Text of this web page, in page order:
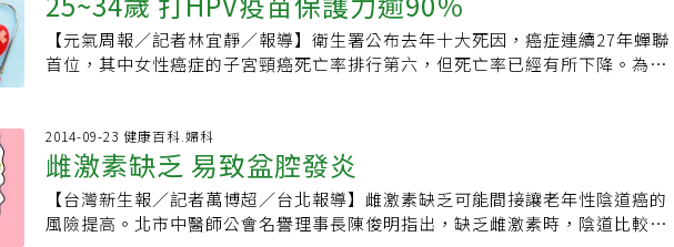
(Gardasil)四價疫苗 ，能預防HPV第6、11、16、18型，已在從未罹患菜花的年
輕女性和年輕男性，被證實可有效預防生殖器菜花的發生。已經罹患菜花的人施
打HPV疫苗，對於預防再度感染可能會有幫助，對於復發則可能沒有預防效果。
質(DNA)的PCR檢查。目前HPV檢查是用來輔佐子宮頸抹片異常的判斷，並不建
議用作常規篩檢，因為檢出HPV陰性不表示沒有HPV，可能只是剛好
&amp;#27809;採集到感染部位。檢出HPV陽性就算是跟菜花有關的型別，不一
定就會日後出現菜花，眼下又無法治療HPV本身，這樣的篩檢結果徒增受檢者的
焦慮和困擾，所以不建議當作常規篩檢。10. 我可以做什麼讓菜花快點好？答：有
加口腔癌、肛門癌、陰莖癌的機會。 ※延伸閱讀》‧破除HIV傳染途徑的七大迷
思 ‧帶狀&amp;#30129;疹是HIV感染者常見的皮膚病
及惡心、嘔吐等副作用。其中癌康定的藥物機轉為抑制癌細胞生長、複製，原本
在台灣核准的健保給付適應症，為轉移性卵巢癌與小細胞肺癌的第二線化學治
療，自去年11月起，新增用在子宮頸癌治療。會有此一突破，主要是國外一項研
應率高出一倍，且整體存活期也延長至9.4個月。台灣婦癌醫學會推估，癌康定納
入健保給付後，約有600人可望受惠。提醒：全子宮切除 別以為…有些罹患子宮
肌瘤病人，沒有生育需要，必須拿掉子宮時，會要求保留子宮頸，只做次全子宮
切除，希望維持性生活品質，但往往以為沒子宮了，而忽略做子宮頸抹片，結果
得到子宮頸癌。而即使做了全子宮切除，連子宮頸都拿掉，人類乳突病毒仍有一
報】
罹癌。因此，研究人員特別針對16型進行檢測，結果發現，受試者體內仍有存有
抗體，可以預防16型病毒的感染，保護力達百分之百。曾志仁指出，這是目前子
宮頸癌疫苗保護力追蹤最久的研究，預防效果相當好，改變了原先五年保護力的
陰癌、陰道癌等疾病之外，也能降低菜花的感染率。曾志仁說，導致菜花的HPV
有很多種，包括1、5、6、11、19、57等多種型別病毒，而6、11則是主要感染
病毒，約占九成。這個現象也真實反映在臨床試驗結果上，接種之後，保護力約
為九成。【2009/05/11 聯合晚報】
仁愛院區進行2次手術切除病變部分，才淨空病灶。陳致宇表示，陰道癌變的好發
年齡多在35至60歲，在國外的調查顯示，一般陰道癌化的機率約在千萬分之四十
二，比率雖遠低於子宮頸癌，但是因接近子宮頸附近，陰道穹區的細胞型態與子
頸癌的主因，陰道癌變是否與人類乳突病毒有必然關係，仍待進一步觀察，但目
前國外統計發現，八成左右的陰道癌前病灶中，均可發現人類乳突病毒存在，顯
示人類乳突病毒篩檢在婦女防癌是重要的一環。他呼籲婦女朋友，子宮全切除後
仍應例行每年婦女防癌抹片檢查，尤其是在術後前3年；另外，24至45歲的婦女
【元氣周報／記者林宜靜／報導】衛生署公布去年十大死因，癌症連續27年蟬聯
首位，其中女性癌症的子宮頸癌死亡率排行第六，但死亡率已經有所下降。為子
高達91%預防人類乳突病毒的保護效果，在公共衛生相當有意義。熟齡女注射 保
護力仍高哥倫比亞「國家癌症研究院」（National Institute of Cancer）莫努斯
（Nubia Munoz）博士的研究團隊，在近期出刊的《刺胳針》（The Lancet）期
刊發表文章，針對3800多位24歲到45歲婦女（只有3人無性經驗）進行研究，一
半施打安慰劑，一半施打四價HPV疫苗，結論指出，接種前尚未感染到6、11、
2014-09-23 健康百科.婦科
雌激素缺乏 易致盆腔發炎
【台灣新生報／記者萬博超／台北報導】雌激素缺乏可能間接讓老年性陰道癌的
風險提高。北市中醫師公會名譽理事長陳俊明指出，缺乏雌激素時，陰道比較容